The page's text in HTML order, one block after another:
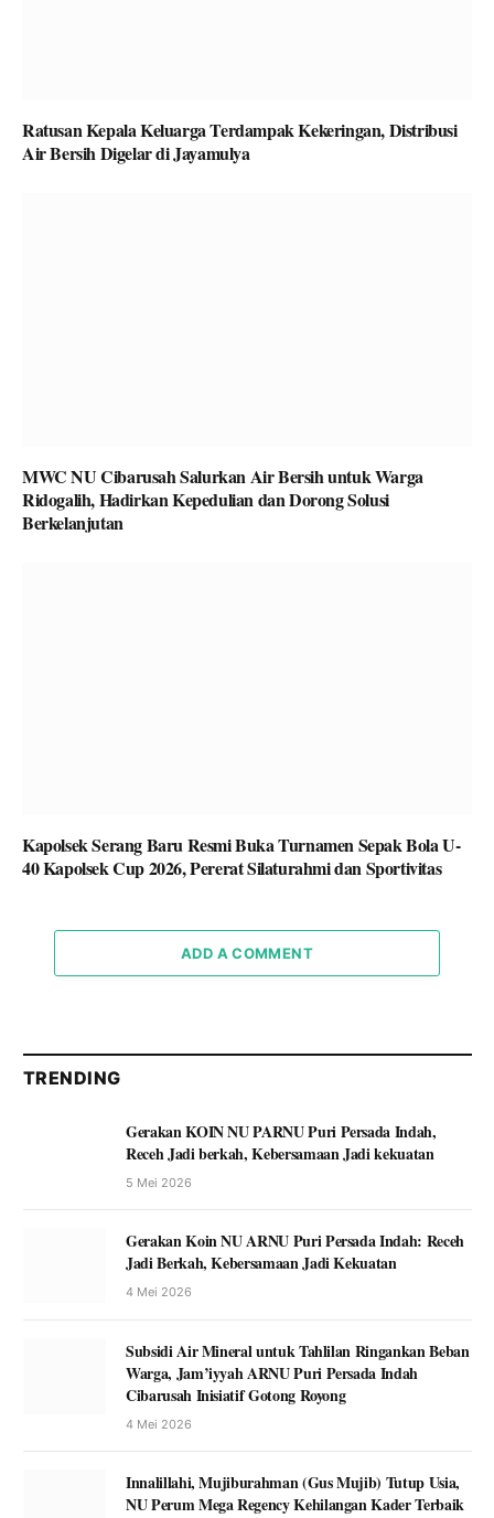
Ratusan Kepala Keluarga Terdampak Kekeringan, Distribusi
Air Bersih Digelar di Jayamulya
MWC NU Cibarusah Salurkan Air Bersih untuk Warga
Ridogalih, Hadirkan Kepedulian dan Dorong Solusi
Berkelanjutan
Kapolsek Serang Baru Resmi Buka Turnamen Sepak Bola U-
40 Kapolsek Cup 2026, Pererat Silaturahmi dan Sportivitas
ADD A COMMENT
TRENDING
Gerakan KOIN NU PARNU Puri Persada Indah,
Receh Jadi berkah, Kebersamaan Jadi kekuatan
5 Mei 2026
Gerakan Koin NU ARNU Puri Persada Indah: Receh
Jadi Berkah, Kebersamaan Jadi Kekuatan
4 Mei 2026
Subsidi Air Mineral untuk Tahlilan Ringankan Beban
Warga, Jam’iyyah ARNU Puri Persada Indah
Cibarusah Inisiatif Gotong Royong
4 Mei 2026
Innalillahi, Mujiburahman (Gus Mujib) Tutup Usia,
NU Perum Mega Regency Kehilangan Kader Terbaik